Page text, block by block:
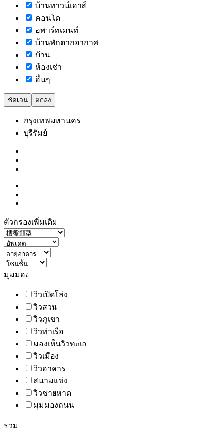
บ้านทาวน์เฮาส์
คอนโด
อพาร์ทเมนท์
บ้านพักตากอากาศ
บ้าน
ห้องเช่า
อื่นๆ
ชัดเจน ตกลง
กรุงเทพมหานคร
บุรีรัมย์
ตัวกรองเพิ่มเติม
มุมมอง
วิวเปิดโล่ง
วิวสวน
วิวภูเขา
วิวท่าเรือ
มองเห็นวิวทะเล
วิวเมือง
วิวอาคาร
สนามแข่ง
วิวชายหาด
มุมมองถนน
รวม